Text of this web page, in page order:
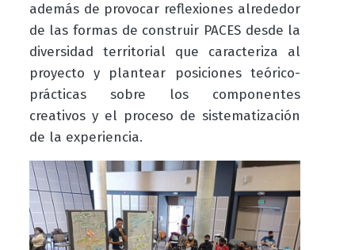
además de provocar reflexiones alrededor
de las formas de construir PACESdesde la
diversidad territorial que caracteriza al
proyecto y plantear posiciones teórico-
prácticas sobre los componentes
creativos y el proceso de sistematización
de la experiencia.